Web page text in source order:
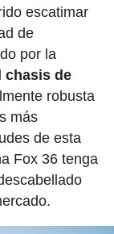
escatimar
de
por la
chasis de
robusta
más
de esta
Fox 36 tenga